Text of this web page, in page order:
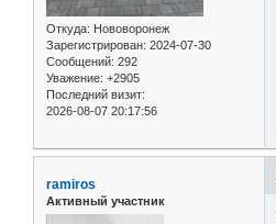
Откуда: Нововоронеж
Зарегистрирован: 2024-07-30
Сообщений: 292
Уважение: +2905
Последний визит:
2026-08-07 20:17:56
ramiros
Активный участник